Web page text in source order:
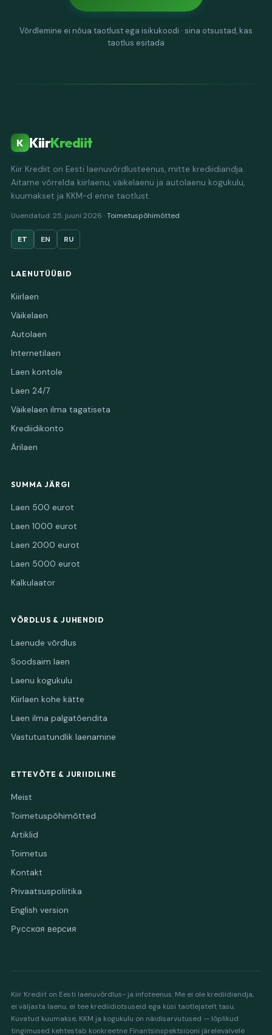
Võrdlemine ei nõua taotlust ega isikukoodi · sina otsustad, kas
taotlus esitada
K KiirKrediit
Kiir Krediit on Eesti laenuvõrdlusteenus, mitte krediidiandja.
Aitame võrrelda kiirlaenu, väikelaenu ja autolaenu kogukulu,
kuumakset ja KKM-d enne taotlust.
Uuendatud: 25. juuni 2026 ·Toimetuspõhimõtted
ET EN RU
LAENUTÜÜBID
Kiirlaen
Väikelaen
Autolaen
Internetilaen
Laen kontole
Laen 24/7
Väikelaen ilma tagatiseta
Krediidikonto
Ärilaen
SUMMA JÄRGI
Laen 500 eurot
Laen 1000 eurot
Laen 2000 eurot
Laen 5000 eurot
Kalkulaator
VÕRDLUS & JUHENDID
Laenude võrdlus
Soodsaim laen
Laenu kogukulu
Kiirlaen kohe kätte
Laen ilma palgatõendita
Vastutustundlik laenamine
ETTEVÕTE & JURIIDILINE
Meist
Toimetuspõhimõtted
Artiklid
Toimetus
Kontakt
Privaatsuspoliitika
English version
Русская версия
Kiir Krediit on Eesti laenuvõrdlus- ja infoteenus. Me ei ole krediidiandja,
ei väljasta laenu, ei tee krediidiotsuseid ega küsi taotlejatelt tasu.
Kuvatud kuumakse, KKM ja kogukulu on näidisarvutused — lõplikud
tingimused kehtestab konkreetne Finantsinspektsiooni järelevalvele